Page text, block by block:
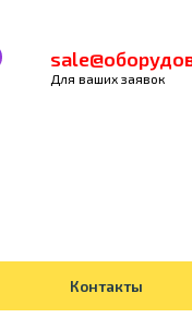
Для ваших заявок
Контакты